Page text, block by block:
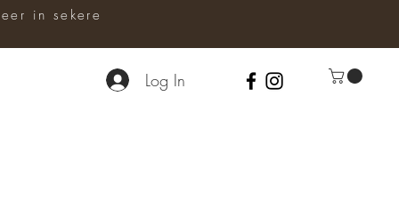
Log In
in sekere